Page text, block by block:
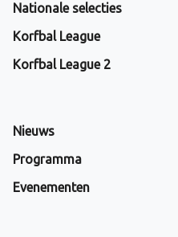
Nationale selecties
Korfbal League
Korfbal League 2
Nieuws
Programma
Evenementen